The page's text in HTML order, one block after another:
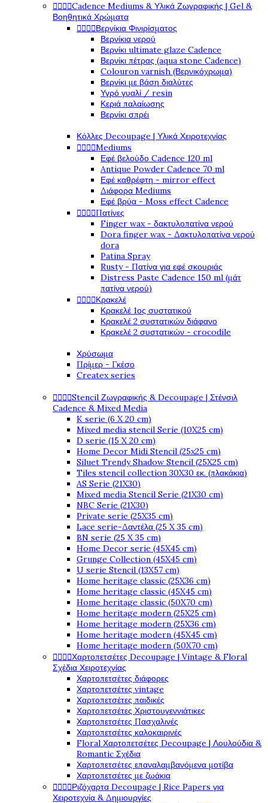
Cadence Mediums & Υλικά Ζωγραφικής | Gel &
Βοηθητικά Χρώματα
Βερνίκια Φινιρίσματος
Βερνίκια νερού
Βερνίκι ultimate glaze Cadence
Βερνίκι πέτρας (aqua stone Cadence)
Colouron varnish (Βερνικόχρωμα)
Βερνίκι με βάση διαλύτες
Υγρό γυαλί / resin
Κεριά παλαίωσης
Βερνίκι σπρέι
Κόλλες Decoupage | Υλικά Χειροτεχνίας
Mediums
Εφέ βελούδο Cadence 120 ml
Antique Powder Cadence 70 ml
Εφέ καθρέφτη - mirror effect
Διάφορα Mediums
Εφέ βρύα - Moss effect Cadence
Πατίνες
Finger wax - δακτυλοπατίνα νερού
Dora finger wax - Δακτυλοπατίνα νερού
dora
Patina Spray
Rusty - Πατίνα για εφέ σκουριάς
Distress Paste Cadence 150 ml (μάτ
πατίνα νερού)
Κρακελέ
Κρακελέ 1ος συστατικού
Κρακελέ 2 συστατικών διάφανο
Κρακελέ 2 συστατικών - crocodile
Χρύσωμα
Πρίμερ - Γκέσο
Createx series
Stencil Ζωγραφικής & Decoupage | Στένσιλ
Cadence & Mixed Media
K serie (6 X 20 cm)
Mixed media stencil Serie (10X25 cm)
D serie (15 X 20 cm)
Home Decor Midi Stencil (25x25 cm)
Siluet Trendy Shadow Stencil (25X25 cm)
Tiles stencil collection 30X30 εκ. (πλακάκια)
AS Serie (21X30)
Mixed media Stencil Serie (21X30 cm)
NBC Serie (21X30)
Private serie (25X35 cm)
Lace serie-Δαντέλα (25 X 35 cm)
BN serie (25 X 35 cm)
Home Decor serie (45X45 cm)
Grunge Collection (45X45 cm)
U serie Stencil (13X57 cm)
Home heritage classic (25X36 cm)
Home heritage classic (45X45 cm)
Home heritage classic (50X70 cm)
Home heritage modern (25X25 cm)
Home heritage modern (25X36 cm)
Home heritage modern (45X45 cm)
Home heritage modern (50X70 cm)
Χαρτοπετσέτες Decoupage | Vintage & Floral
Σχέδια Χειροτεχνίας
Χαρτοπετσέτες διάφορες
Χαρτοπετσέτες vintage
Χαρτοπετσέτες παιδικές
Χαρτοπετσέτες Χριστουγεννιάτικες
Χαρτοπετσέτες Πασχαλινές
Χαρτοπετσέτες καλοκαιρινές
Floral Χαρτοπετσέτες Decoupage | Λουλούδια &
Romantic Σχέδια
Χαρτοπετσέτες επαναλαμβανόμενα μοτίβα
Χαρτοπετσέτες με ζωάκια
Ριζόχαρτα Decoupage | Rice Papers για
Χειροτεχνία & Δημιουργίες